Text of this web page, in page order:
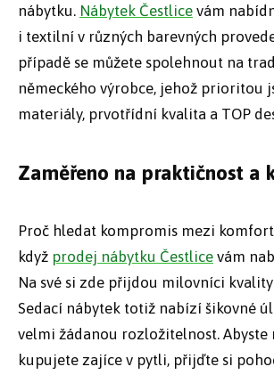
nábytku. Nábytek Čestlice vám
i textilní v různých barevných
případě se můžete spolehnout na
německého výrobce, jehož prioritou
materiály, prvotřídní kvalita a TOP
Zaměřeno na praktičnost a
Proč hledat kompromis mezi
když prodej nábytku Čestlice vám
Na své si zde přijdou milovníci
Sedací nábytek totiž nabízí šikovné
velmi žádanou rozložitelnost. Abyste
kupujete zajíce v pytli, přijďte si